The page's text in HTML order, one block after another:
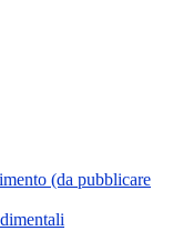
(da pubblicare